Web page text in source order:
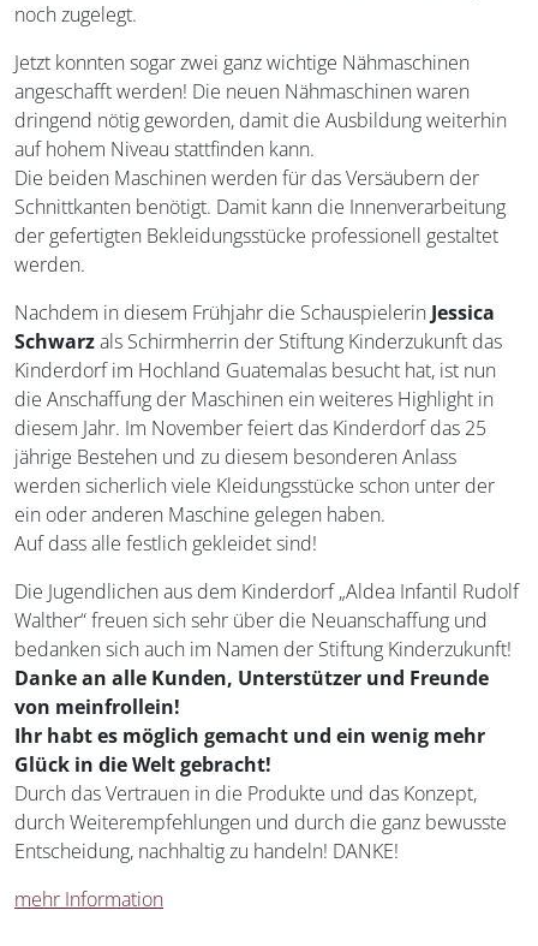
noch zugelegt.
Jetzt konnten sogar zwei ganz wichtige Nähmaschinen
angeschafft werden! Die neuen Nähmaschinen waren
dringend nötig geworden, damit die Ausbildung weiterhin
auf hohem Niveau stattfinden kann.
Die beiden Maschinen werden für das Versäubern der
Schnittkanten benötigt. Damit kann die Innenverarbeitung
der gefertigten Bekleidungsstücke professionell gestaltet
werden.
Nachdem in diesem Frühjahr die Schauspielerin Jessica
Schwarzals Schirmherrin der Stiftung Kinderzukunft das
Kinderdorf im Hochland Guatemalas besucht hat, ist nun
die Anschaffung der Maschinen ein weiteres Highlight in
diesem Jahr. Im November feiert das Kinderdorf das 25
jährige Bestehen und zu diesem besonderen Anlass
werden sicherlich viele Kleidungsstücke schon unter der
ein oder anderen Maschine gelegen haben.
Auf dass alle festlich gekleidet sind!
Die Jugendlichen aus dem Kinderdorf „Aldea Infantil Rudolf
Walther“ freuen sich sehr über die Neuanschaffung und
bedanken sich auch im Namen der Stiftung Kinderzukunft!
Danke an alle Kunden, Unterstützer und Freunde
von meinfrollein!
Ihr habt es möglich gemacht und ein wenig mehr
Glück in die Welt gebracht!
Durch das Vertrauen in die Produkte und das Konzept,
durch Weiterempfehlungen und durch die ganz bewusste
Entscheidung, nachhaltig zu handeln! DANKE!
mehr Information